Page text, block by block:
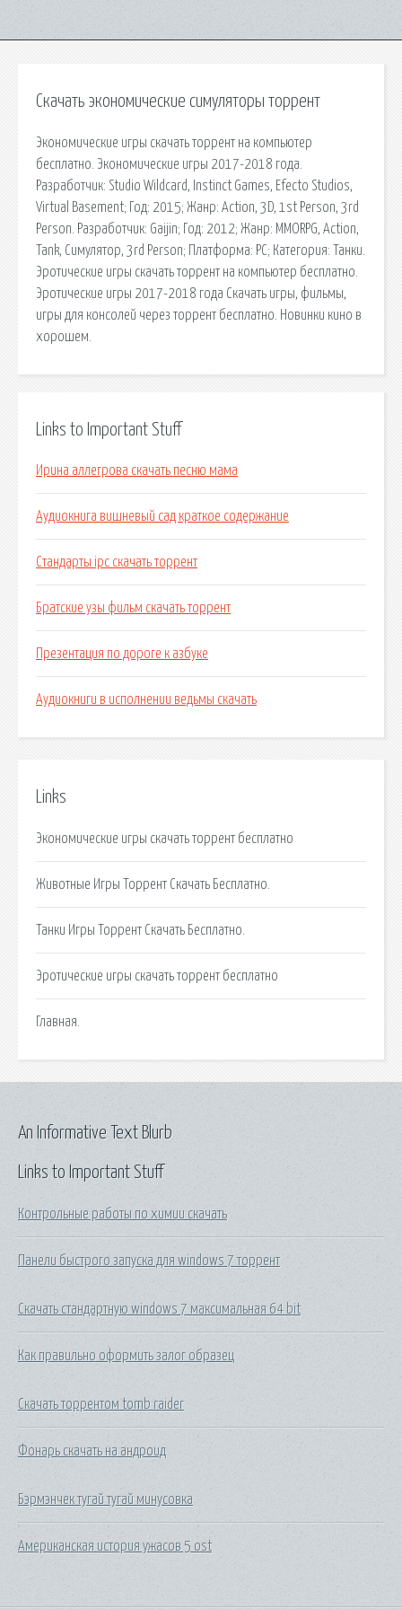
Скачать экономические симуляторы торрент
Экономические игры скачать торрент на компьютер
бесплатно. Экономические игры 2017-2018 года.
Разработчик: Studio Wildcard, Instinct Games, Efecto Studios,
Virtual Basement; Год: 2015; Жанр: Action, 3D, 1st Person, 3rd
Person. Разработчик: Gaijin; Год: 2012; Жанр: MMORPG, Action,
Tank, Симулятор, 3rd Person; Платформа: PC; Категория: Танки.
Эротические игры скачать торрент на компьютер бесплатно.
Эротические игры 2017-2018 года Скачать игры, фильмы,
игры для консолей через торрент бесплатно. Новинки кино в
хорошем.
Links to Important Stuff
Ирина аллегрова скачать песню мама
Аудиокнига вишневый сад краткое содержание
Стандарты ipc скачать торрент
Братские узы фильм скачать торрент
Презентация по дороге к азбуке
Аудиокниги в исполнении ведьмы скачать
Links
Экономические игры скачать торрент бесплатно
Животные Игры Торрент Скачать Бесплатно.
Танки Игры Торрент Скачать Бесплатно.
Эротические игры скачать торрент бесплатно
Главная.
Links to Important Stuff
Контрольные работы по химии скачать
Панели быстрого запуска для windows 7 торрент
Скачать стандартную windows 7 максимальная 64 bit
Как правильно оформить залог образец
Скачать торрентом tomb raider
Фонарь скачать на андроид
Бэрмэнчек тугай тугай минусовка
Американская история ужасов 5 ost
An Informative Text Blurb